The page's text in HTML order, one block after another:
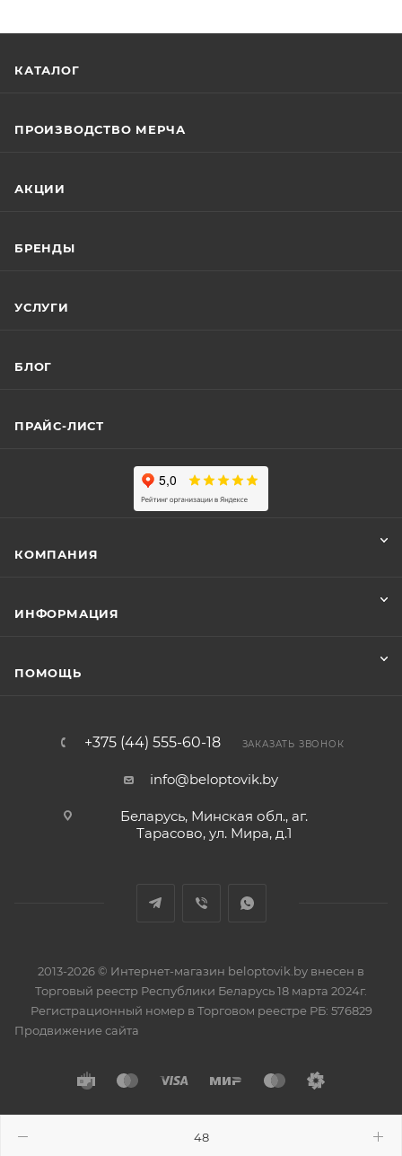
КАТАЛОГ
ПРОИЗВОДСТВО МЕРЧА
АКЦИИ
БРЕНДЫ
УСЛУГИ
БЛОГ
ПРАЙС-ЛИСТ
КОМПАНИЯ
ИНФОРМАЦИЯ
ПОМОЩЬ
+375 (44) 555-60-18 ЗАКАЗАТЬ ЗВОНОК
info@beloptovik.by
Беларусь, Минская обл., аг.
Тарасово, ул. Мира, д.1
2013-2026 © Интернет-магазин beloptovik.by внесен в
Торговый реестр Республики Беларусь 18 марта 2024г.
Регистрационный номер в Торговом реестре РБ: 576829
Продвижение сайта
Разработано в